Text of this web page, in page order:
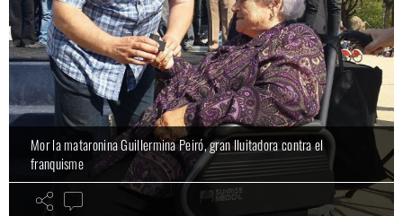
Mor la mataronina Guillermina Peiró, gran lluitadora contra el
franquisme